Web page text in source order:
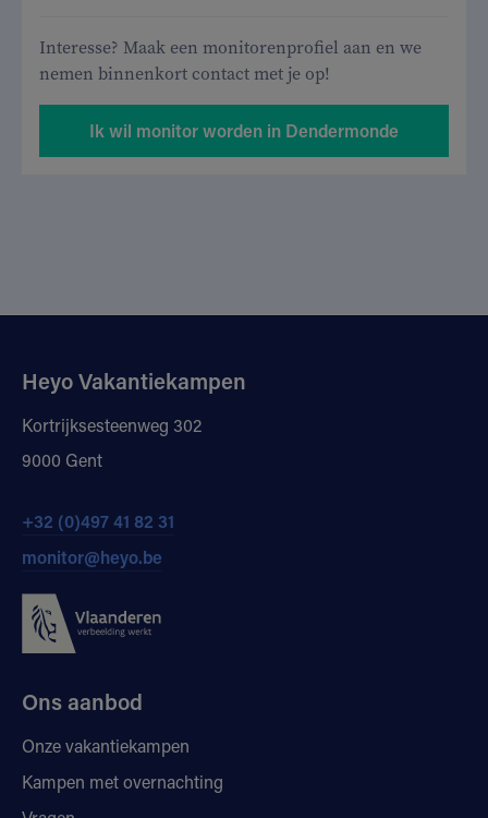
Interesse? Maak een monitorenprofiel aan en we
nemen binnenkort contact met je op!
Ik wil monitor worden in Dendermonde
Heyo Vakantiekampen
Kortrijksesteenweg 302
9000 Gent
+32 (0)497 41 82 31
monitor@heyo.be
Ons aanbod
Onze vakantiekampen
Kampen met overnachting